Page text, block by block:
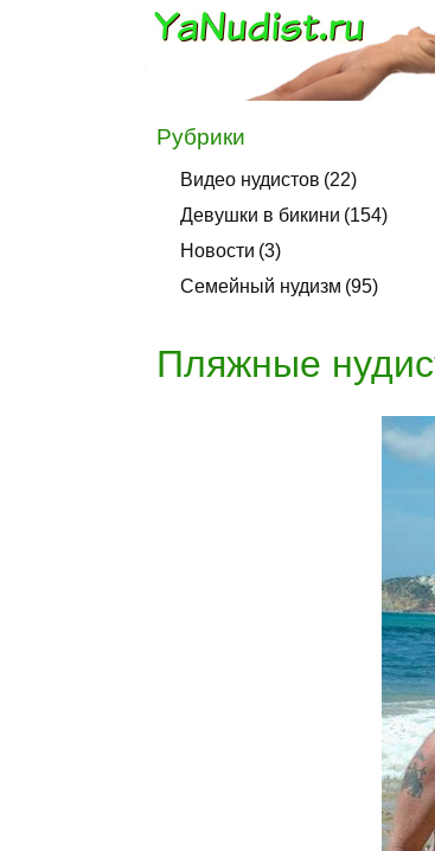
Рубрики
Видео нудистов 22
Девушки в бикини 154
Новости 3
Семейный нудизм 95
Пляжные